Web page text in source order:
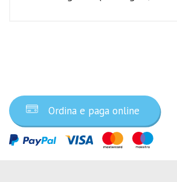
Ordina e paga online